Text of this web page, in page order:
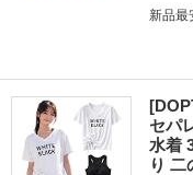
新品最
セパ
水着
り 二